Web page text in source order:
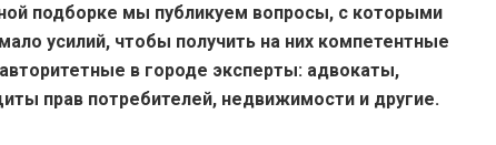
подборке мы публикуем вопросы, с которыми
усилий, чтобы получить на них компетентные
в городе эксперты: адвокаты,
прав потребителей, недвижимости и другие.